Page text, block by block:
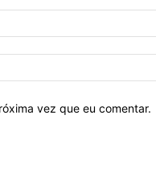
vez que eu comentar.